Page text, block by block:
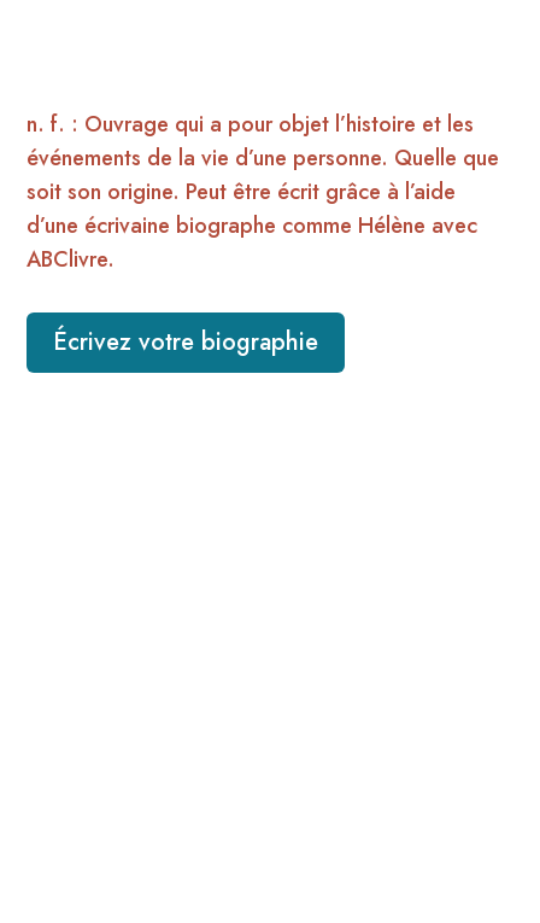
n. f. : Ouvrage qui a pour objet l’histoire et les
événements de la vie d’une personne. Quelle que
soit son origine. Peut être écrit grâce à l’aide
d’une écrivaine biographe comme Hélène avec
ABClivre.
Écrivez votre biographie